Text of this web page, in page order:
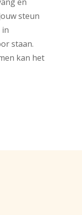
steun
in
staan.
kan het